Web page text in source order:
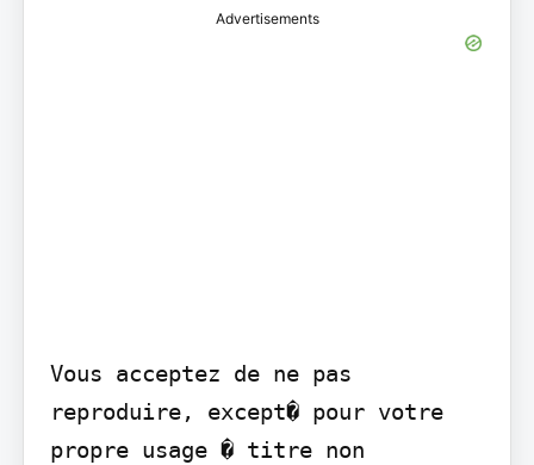
Advertisements
Vous acceptez de ne pas
reproduire, except� pour votre
propre usage � titre non